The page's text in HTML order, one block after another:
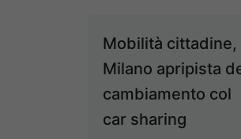
Mobilità cittadine,
Milano apripista
cambiamento col
car sharing